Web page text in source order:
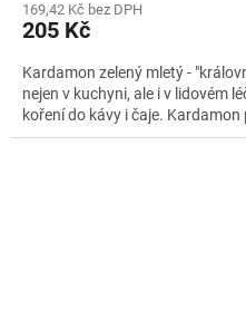
169,42 Kč bez DPH
205 Kč
Kardamon zelený mletý -
nejen v kuchyni, ale i v lidovém
koření do kávy i čaje. Kardamon